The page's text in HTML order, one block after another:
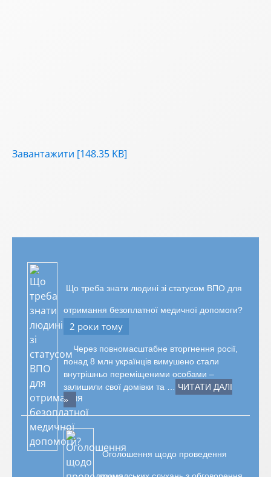
Завантажити [148.35 KB]
Що треба знати людині зі статусом ВПО для
отримання безоплатної медичної допомоги?
2 роки тому
Через повномасштабне вторгнення росії,
понад 8 млн українців вимушено стали
внутрішньо переміщеними особами –
залишили свої домівки та …
ЧИТАТИ ДАЛІ
»
Оголошення щодо проведення